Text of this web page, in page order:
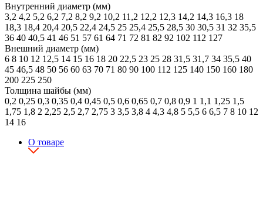
Внутренний диаметр (мм)
3,2 4,2 5,2 6,2 7,2 8,2 9,2 10,2 11,2 12,2 12,3 14,2 14,3 16,3 18
18,3 18,4 20,4 20,5 22,4 24,5 25 25,4 25,5 28,5 30 30,5 31 32 35,5
36 40 40,5 41 46 51 57 61 64 71 72 81 82 92 102 112 127
Внешний диаметр (мм)
6 8 10 12 12,5 14 15 16 18 20 22,5 23 25 28 31,5 31,7 34 35,5 40
45 46,5 48 50 56 60 63 70 71 80 90 100 112 125 140 150 160 180
200 225 250
Толщина шайбы (мм)
0,2 0,25 0,3 0,35 0,4 0,45 0,5 0,6 0,65 0,7 0,8 0,9 1 1,1 1,25 1,5
1,75 1,8 2 2,25 2,5 2,7 2,75 3 3,5 3,8 4 4,3 4,8 5 5,5 6 6,5 7 8 10 12
14 16
О товаре